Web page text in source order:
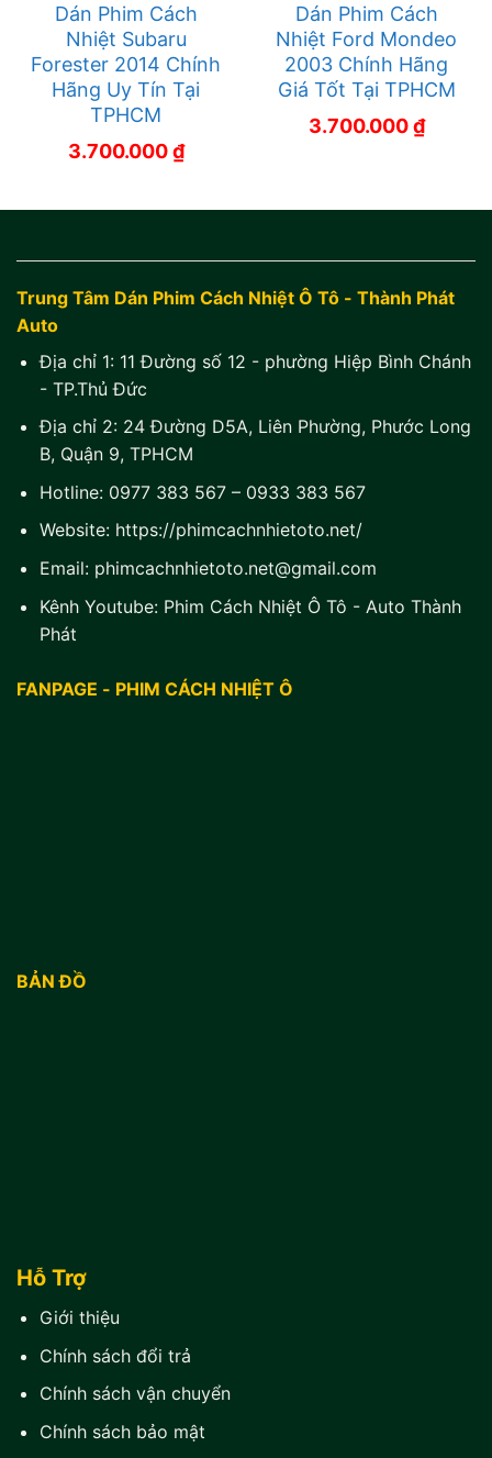
Dán Phim Cách
Nhiệt Subaru
Forester 2014 Chính
Hãng Uy Tín Tại
TPHCM
3.700.000₫
Dán Phim Cách
Nhiệt Ford Mondeo
2003 Chính Hãng
Giá Tốt Tại TPHCM
3.700.000₫
Trung Tâm Dán Phim Cách Nhiệt Ô Tô - Thành Phát
Auto
Địa chỉ 1: 11 Đường số 12 - phường Hiệp Bình Chánh
- TP.Thủ Đức
Địa chỉ 2: 24 Đường D5A, Liên Phường, Phước Long
B, Quận 9, TPHCM
Hotline: 0977 383 567– 0933 383 567
Website: https://phimcachnhietoto.net/
Email: phimcachnhietoto.net@gmail.com
Kênh Youtube: Phim Cách Nhiệt Ô Tô - Auto Thành
Phát
FANPAGE - PHIM CÁCH NHIỆT Ô
BẢN ĐỒ
Hỗ Trợ
Giới thiệu
Chính sách đổi trả
Chính sách vận chuyển
Chính sách bảo mật